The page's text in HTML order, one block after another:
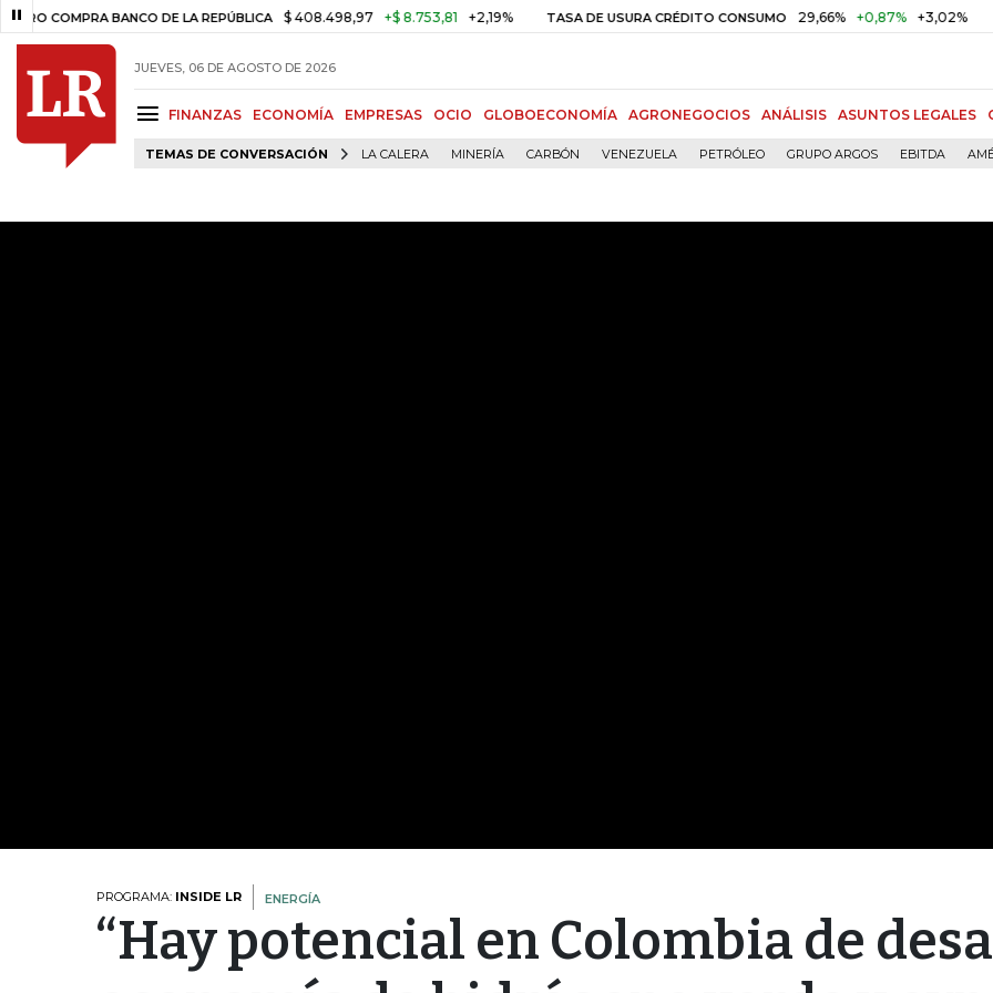
BANCO DE LA REPÚBLICA $ 408.498,97 +$ 8.753,81 +2,19% TASA DE USURA CRÉDITO CONSUMO 29,66% +0,87% +3,02% DTF
JUEVES, 06 DE AGOSTO DE 2026
FINANZAS ECONOMÍA EMPRESAS OCIO GLOBOECONOMÍA AGRONEGOCIOS ANÁLISIS ASUNTOS LEGALES
TEMAS DE CONVERSACIÓN LA CALERA MINERÍA CARBÓN VENEZUELA PETRÓLEO GRUPO ARGOS EBITDA
PROGRAMA: INSIDE LR ENERGÍA
“Hay potencial en Colombia de